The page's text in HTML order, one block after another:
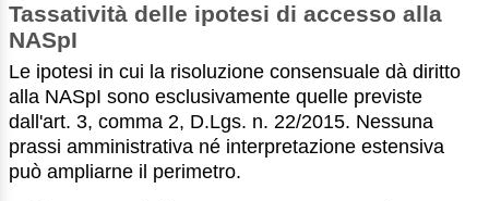
Tassatività delle ipotesi di accesso alla
NASpI
Le ipotesi in cui la risoluzione consensuale dà diritto
alla NASpI sono esclusivamente quelle previste
dall'art. 3, comma 2, D.Lgs. n. 22/2015. Nessuna
prassi amministrativa né interpretazione estensiva
può ampliarne il perimetro.